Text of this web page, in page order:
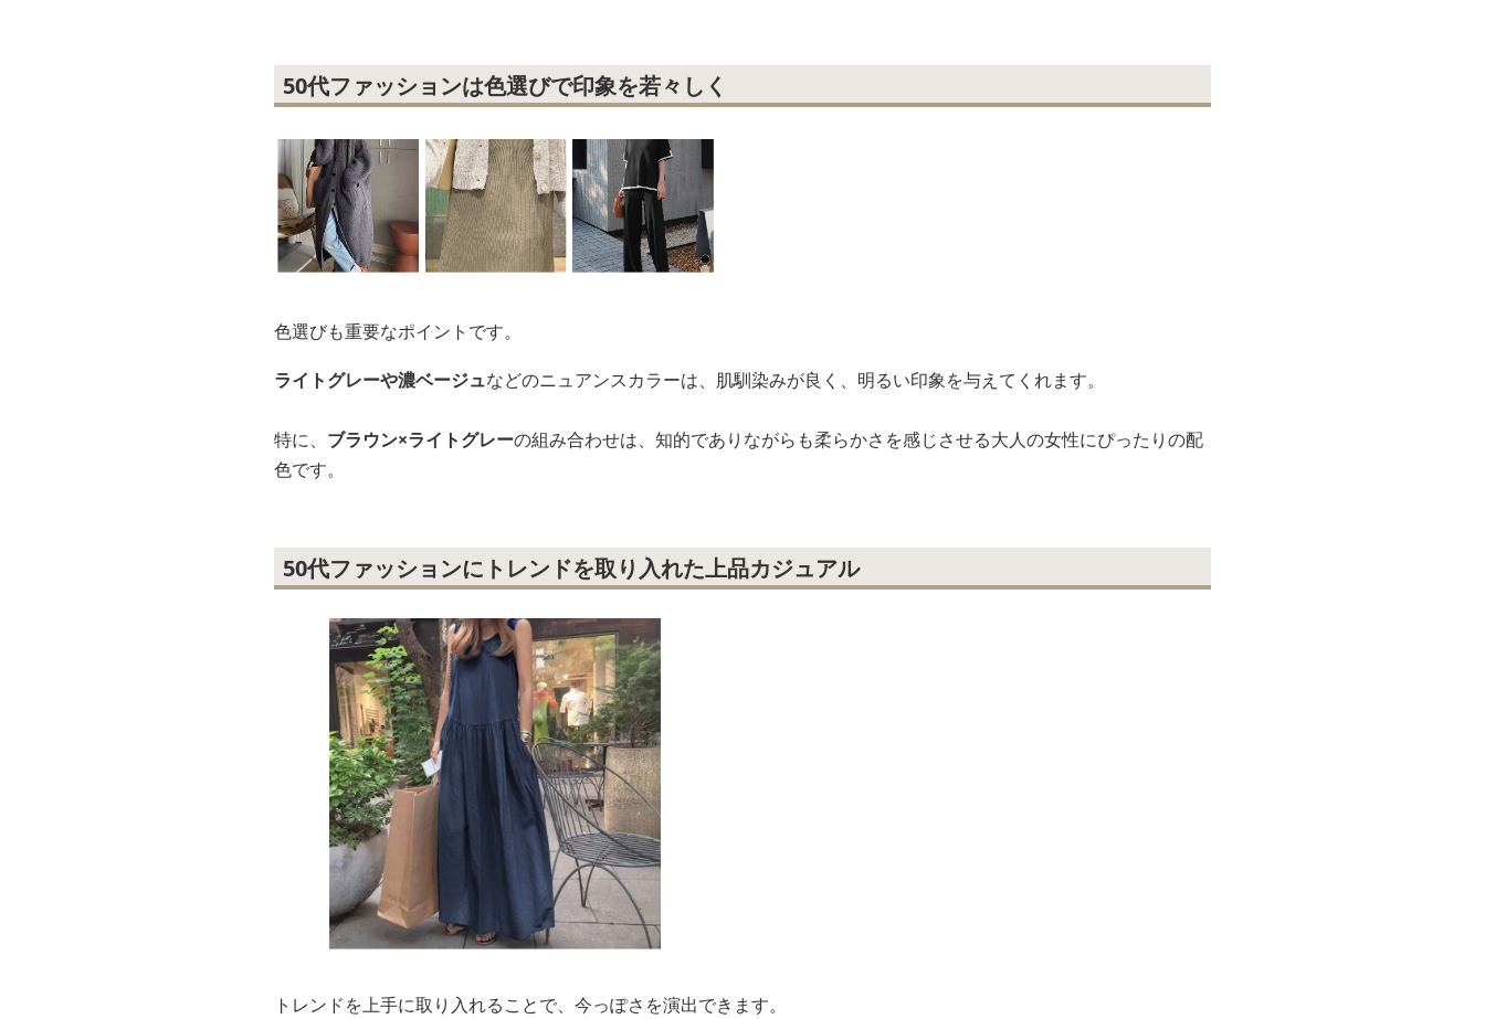
50代ファッションは色選びで印象を若々しく
色選びも重要なポイントです。
ライトグレーや濃ベージュなどのニュアンスカラーは、肌馴染みが良く、明るい印象を与えてくれます。
特に、 ブラウン×ライトグレーの組み合わせは、知的でありながらも柔らかさを感じさせる大人の女性にぴったりの配
色です。
50代ファッションにトレンドを取り入れた上品カジュアル
トレンドを上手に取り入れることで、今っぽさを演出できます。